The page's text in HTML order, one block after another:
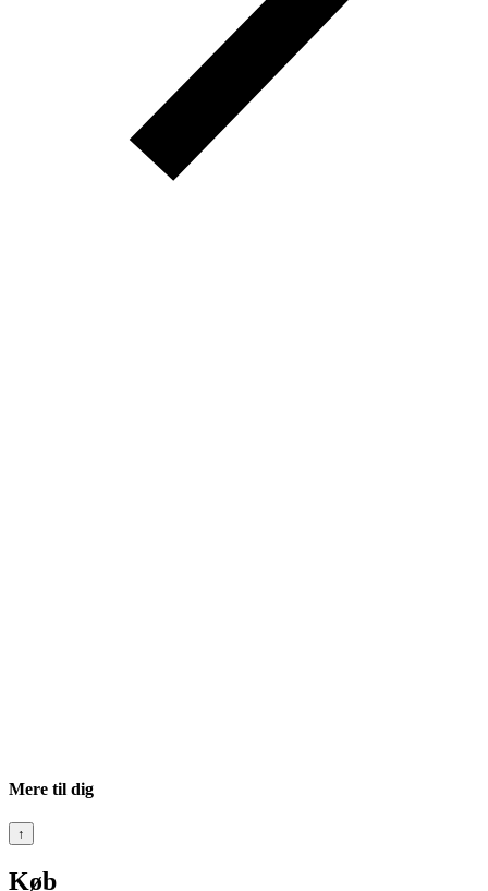
Mere til dig
↑
Køb